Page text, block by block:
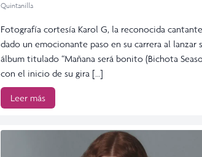
Quintanilla
Fotografía cortesía Karol G, la reconocida
dado un emocionante paso en su carrera al lanzar
álbum titulado “Mañana será bonito (Bichota
con el inicio de su gira […]
Leer más